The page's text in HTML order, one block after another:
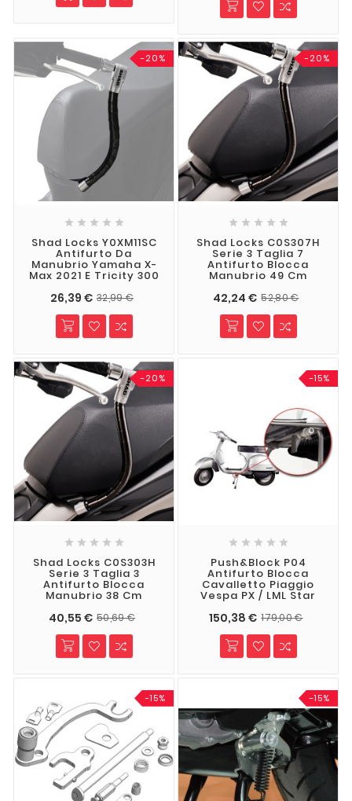
-20%
    
Shad Locks Y0XM11SC
Antifurto Da
Manubrio Yamaha X-
Max 2021 E Tricity 300
26,39 € 32,99 €
-20%
    
Shad Locks C0S307H
Serie 3 Taglia 7
Antifurto Blocca
Manubrio 49 Cm
42,24 € 52,80 €
-20%
    
Shad Locks C0S303H
Serie 3 Taglia 3
Antifurto Blocca
Manubrio 38 Cm
40,55 € 50,69 €
-15%
    
Push&Block P04
Antifurto Blocca
Cavalletto Piaggio
Vespa PX / LML Star
150,38 € 179,00 €
-15% -15%